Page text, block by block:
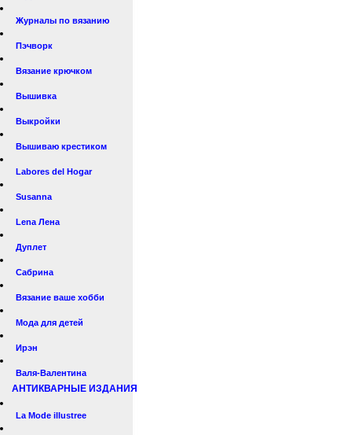
Журналы по вязанию
Пэчворк
Вязание крючком
Вышивка
Выкройки
Вышиваю крестиком
Labores del Hogar
Susanna
Lena Лена
Дуплет
Сабрина
Вязание ваше хобби
Мода для детей
Ирэн
Валя-Валентина
АНТИКВАРНЫЕ ИЗДАНИЯ
La Mode illustree